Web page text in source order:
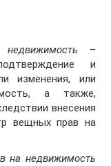
–
и
изменения, или
а также,
внесения
вещных прав на
на недвижимость